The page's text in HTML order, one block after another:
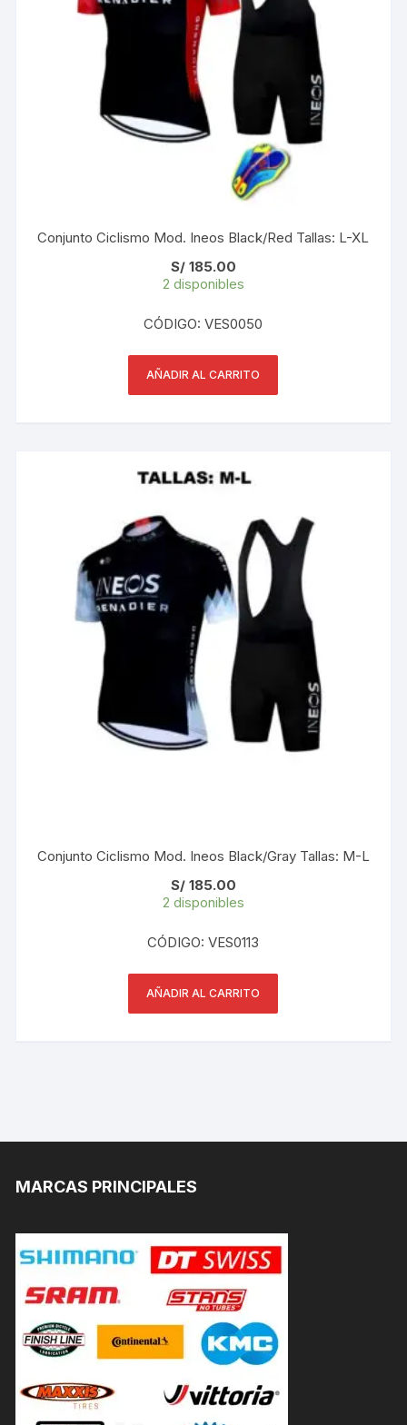
Conjunto Ciclismo Mod. Ineos Black/Red Tallas: L-XL
S/185.00
2 disponibles
CÓDIGO: VES0050
AÑADIR AL CARRITO
Conjunto Ciclismo Mod. Ineos Black/Gray Tallas: M-L
S/185.00
2 disponibles
CÓDIGO: VES0113
AÑADIR AL CARRITO
MARCAS PRINCIPALES